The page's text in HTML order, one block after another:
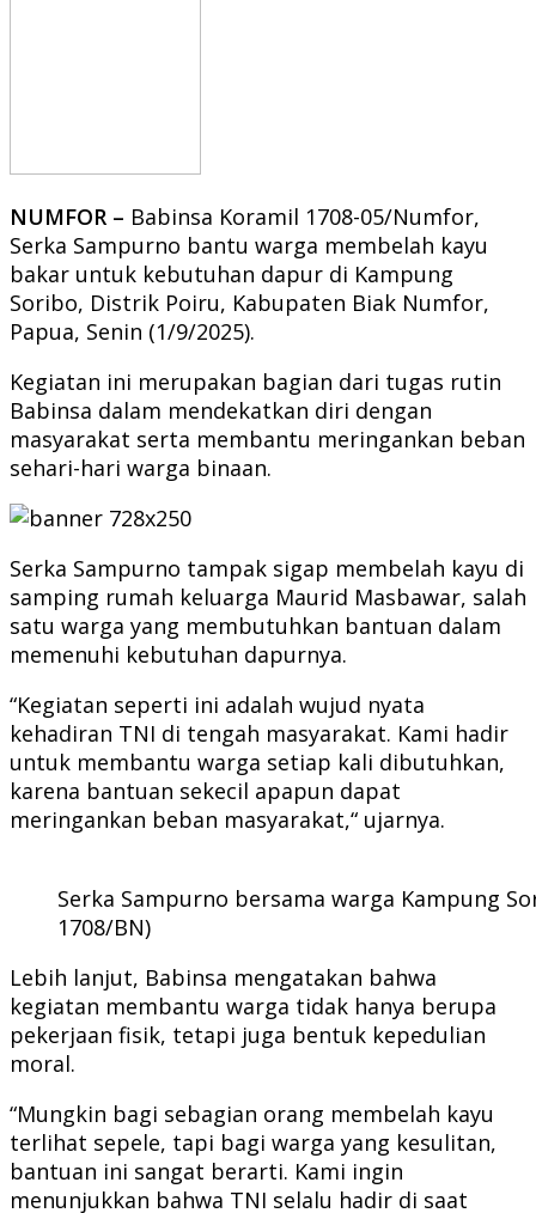
NUMFOR – Babinsa Koramil 1708-05/Numfor,
Serka Sampurno bantu warga membelah kayu
bakar untuk kebutuhan dapur di Kampung
Soribo, Distrik Poiru, Kabupaten Biak Numfor,
Papua, Senin (1/9/2025).
Kegiatan ini merupakan bagian dari tugas rutin
Babinsa dalam mendekatkan diri dengan
masyarakat serta membantu meringankan beban
sehari-hari warga binaan.
Serka Sampurno tampak sigap membelah kayu di
samping rumah keluarga Maurid Masbawar, salah
satu warga yang membutuhkan bantuan dalam
memenuhi kebutuhan dapurnya.
“Kegiatan seperti ini adalah wujud nyata
kehadiran TNI di tengah masyarakat. Kami hadir
untuk membantu warga setiap kali dibutuhkan,
karena bantuan sekecil apapun dapat
meringankan beban masyarakat,“ ujarnya.
Serka Sampurno bersama warga Kampung
1708/BN)
Lebih lanjut, Babinsa mengatakan bahwa
kegiatan membantu warga tidak hanya berupa
pekerjaan fisik, tetapi juga bentuk kepedulian
moral.
“Mungkin bagi sebagian orang membelah kayu
terlihat sepele, tapi bagi warga yang kesulitan,
bantuan ini sangat berarti. Kami ingin
menunjukkan bahwa TNI selalu hadir di saat